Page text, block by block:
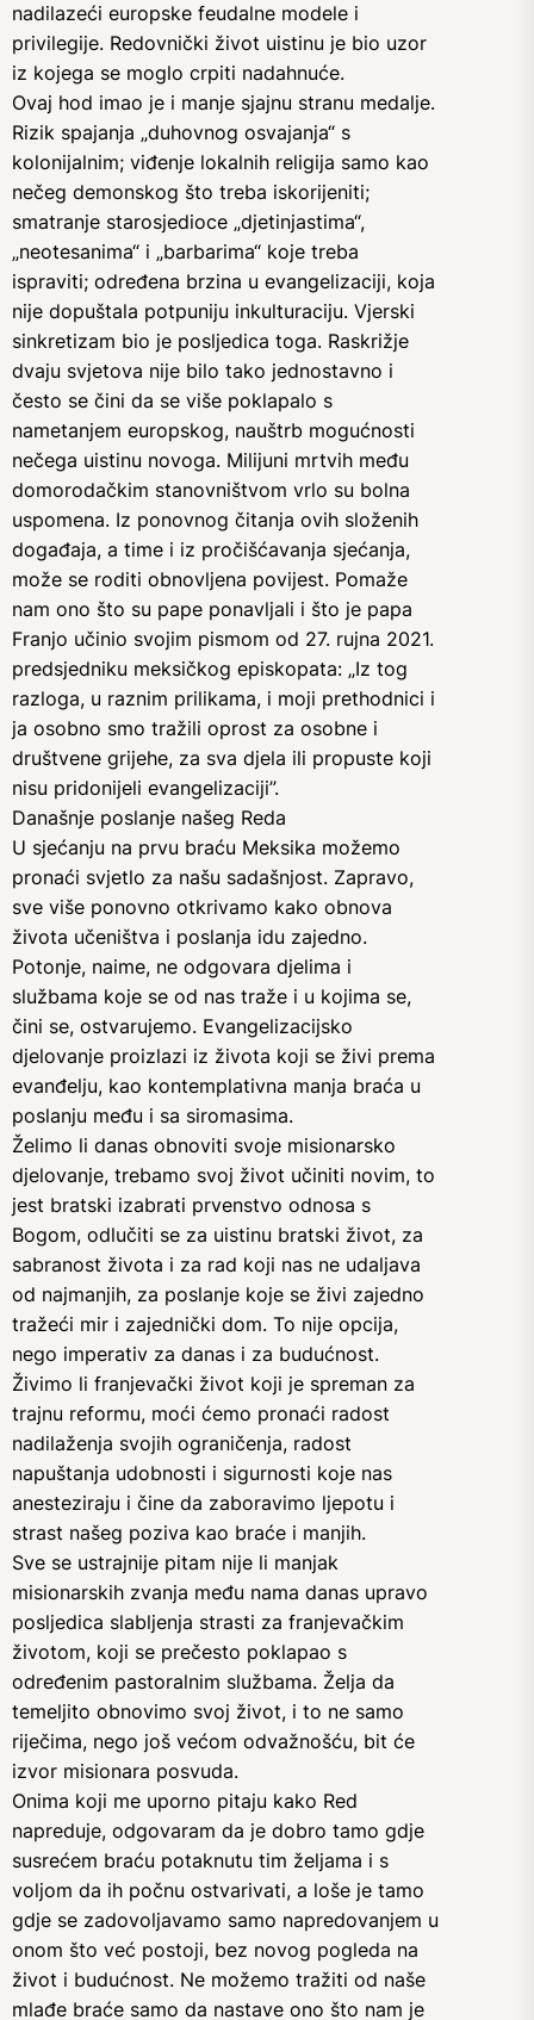
nadilazeći europske feudalne modele i
privilegije. Redovnički život uistinu je bio uzor
iz kojega se moglo crpiti nadahnuće.
Ovaj hod imao je i manje sjajnu stranu medalje.
Rizik spajanja „duhovnog osvajanja“ s
kolonijalnim; viđenje lokalnih religija samo kao
nečeg demonskog što treba iskorijeniti;
smatranje starosjedioce „djetinjastima“,
„neotesanima“ i „barbarima“ koje treba
ispraviti; određena brzina u evangelizaciji, koja
nije dopuštala potpuniju inkulturaciju. Vjerski
sinkretizam bio je posljedica toga. Raskrižje
dvaju svjetova nije bilo tako jednostavno i
često se čini da se više poklapalo s
nametanjem europskog, nauštrb mogućnosti
nečega uistinu novoga. Milijuni mrtvih među
domorodačkim stanovništvom vrlo su bolna
uspomena. Iz ponovnog čitanja ovih složenih
događaja, a time i iz pročišćavanja sjećanja,
može se roditi obnovljena povijest. Pomaže
nam ono što su pape ponavljali i što je papa
Franjo učinio svojim pismom od 27. rujna 2021.
predsjedniku meksičkog episkopata: „Iz tog
razloga, u raznim prilikama, i moji prethodnici i
ja osobno smo tražili oprost za osobne i
društvene grijehe, za sva djela ili propuste koji
nisu pridonijeli evangelizaciji”.
Današnje poslanje našeg Reda
U sjećanju na prvu braću Meksika možemo
pronaći svjetlo za našu sadašnjost. Zapravo,
sve više ponovno otkrivamo kako obnova
života učeništva i poslanja idu zajedno.
Potonje, naime, ne odgovara djelima i
službama koje se od nas traže i u kojima se,
čini se, ostvarujemo. Evangelizacijsko
djelovanje proizlazi iz života koji se živi prema
evanđelju, kao kontemplativna manja braća u
poslanju među i sa siromasima.
Želimo li danas obnoviti svoje misionarsko
djelovanje, trebamo svoj život učiniti novim, to
jest bratski izabrati prvenstvo odnosa s
Bogom, odlučiti se za uistinu bratski život, za
sabranost života i za rad koji nas ne udaljava
od najmanjih, za poslanje koje se živi zajedno
tražeći mir i zajednički dom. To nije opcija,
nego imperativ za danas i za budućnost.
Živimo li franjevački život koji je spreman za
trajnu reformu, moći ćemo pronaći radost
nadilaženja svojih ograničenja, radost
napuštanja udobnosti i sigurnosti koje nas
anesteziraju i čine da zaboravimo ljepotu i
strast našeg poziva kao braće i manjih.
Sve se ustrajnije pitam nije li manjak
misionarskih zvanja među nama danas upravo
posljedica slabljenja strasti za franjevačkim
životom, koji se prečesto poklapao s
određenim pastoralnim službama. Želja da
temeljito obnovimo svoj život, i to ne samo
riječima, nego još većom odvažnošću, bit će
izvor misionara posvuda.
Onima koji me uporno pitaju kako Red
napreduje, odgovaram da je dobro tamo gdje
susrećem braću potaknutu tim željama i s
voljom da ih počnu ostvarivati, a loše je tamo
gdje se zadovoljavamo samo napredovanjem u
onom što već postoji, bez novog pogleda na
život i budućnost. Ne možemo tražiti od naše
mlađe braće samo da nastave ono što nam je